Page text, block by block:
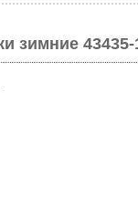
зимние